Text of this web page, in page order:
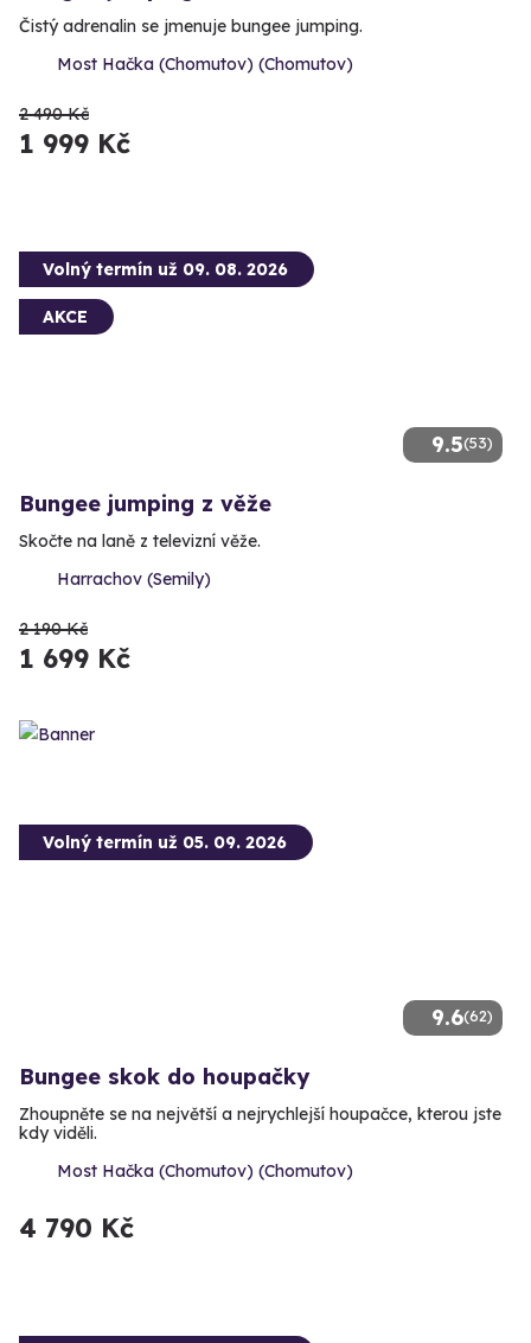
Čistý adrenalin se jmenuje bungee jumping.
Most Hačka (Chomutov) (Chomutov)
2 490 Kč
1 999 Kč
9.5(53)
Volný termín už 09. 08. 2026
AKCE
Bungee jumping z věže
Skočte na laně z televizní věže.
Harrachov (Semily)
2 190 Kč
1 699 Kč
9.6(62)
Volný termín už 05. 09. 2026
Bungee skok do houpačky
Zhoupněte se na největší a nejrychlejší houpačce, kterou jste
kdy viděli.
Most Hačka (Chomutov) (Chomutov)
4 790 Kč